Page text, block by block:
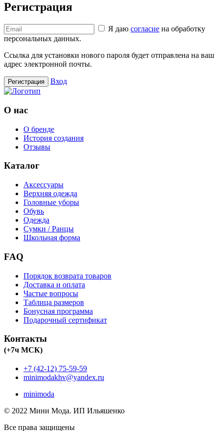
Регистрация
Я даю согласие на обработку
персональных данных.
Ссылка для установки нового пароля будет отправлена ​​на ваш
адрес электронной почты.
Регистрация Вход
О нас
О бренде
История создания
Отзывы
Каталог
Аксессуары
Верхняя одежда
Головные уборы
Обувь
Одежда
Сумки / Ранцы
Школьная форма
FAQ
Порядок возврата товаров
Доставка и оплата
Частые вопросы
Таблица размеров
Бонусная программа
Подарочный сертификат
Контакты
(+7ч МСК)
+7 (42-12) 75-59-59
minimodakhv@yandex.ru
minimoda
© 2022 Мини Мода. ИП Ильяшенко
Все права защищены